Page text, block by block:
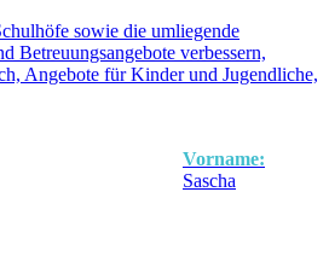
sowie die umliegende
Betreuungsangebote verbessern,
Angebote für Kinder und Jugendliche,
Vorname:
Sascha